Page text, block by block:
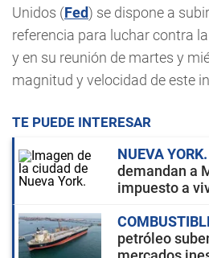
Unidos (Fed) se dispone a
referencia para luchar contra
y en su reunión de martes y
magnitud y velocidad de este
TE PUEDE INTERESAR
NUEVA YORK
demandan a
impuesto a
petróleo